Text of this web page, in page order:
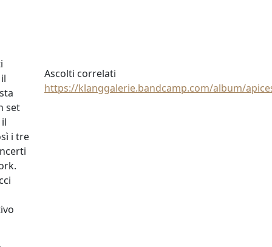
set
i tre
Ascolti correlati
https://klanggalerie.bandcamp.com/album/